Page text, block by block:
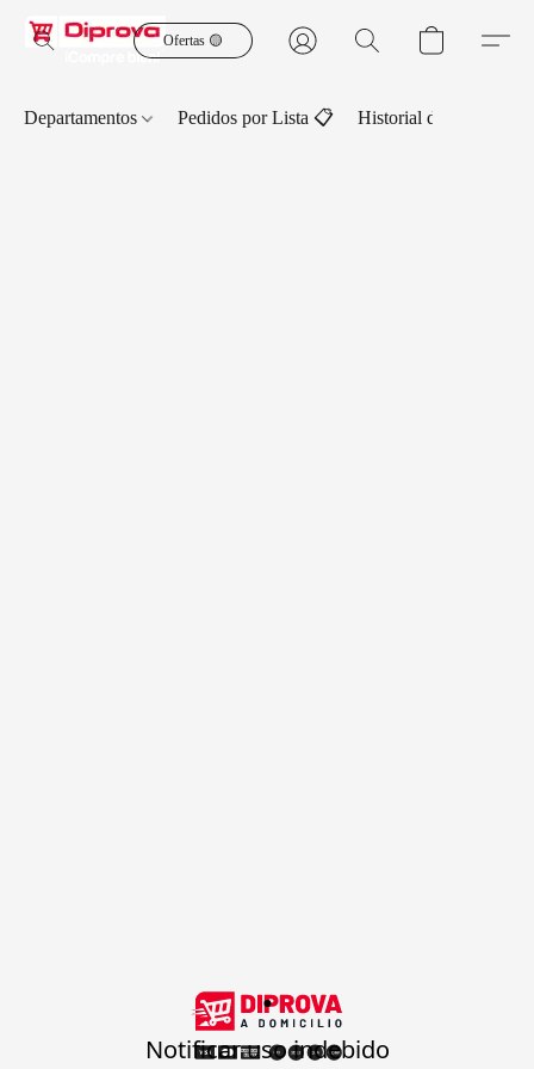
Ofertas 🟡
Departamentos Pedidos por Lista 📋 Historial de Pedidos
.
Notificar uso indebido